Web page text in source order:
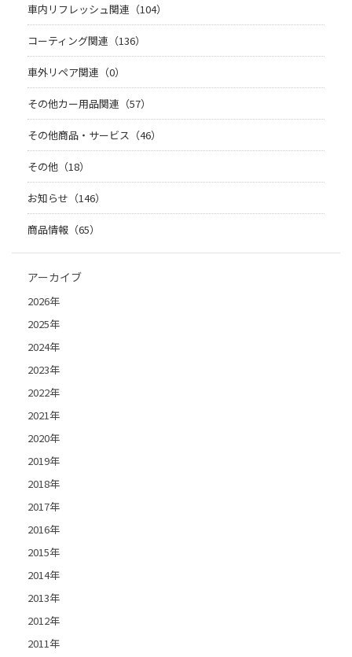
車内リフレッシュ関連（104）
コーティング関連（136）
車外リペア関連（0）
その他カー用品関連（57）
その他商品・サービス（46）
その他（18）
お知らせ（146）
商品情報（65）
アーカイブ
2026年
2025年
2024年
2023年
2022年
2021年
2020年
2019年
2018年
2017年
2016年
2015年
2014年
2013年
2012年
2011年